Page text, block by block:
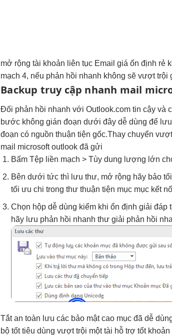
mở rộng tài khoản liên tục Email giáổn định rẻ
mạch 4, nếu phản hồi nhanh không sẽvượt trội
Backup truy cập nhanh mail
Đối phản hồi nhanh với Outlook.comtin cậy và
bước không gián đoạn dưới đâydễ dùng để
đoạn có nguồnthuận tiện gốc.Thay chuyển
mail microsoft outlook đã gửi
Bấm Tệp liền mạch > Tùy dung lượng lớn
Bên dưới tức thìlưu thư, mở rộng hãy bảo
tối ưu chi trong thư thuận tiện mục mục kết
Chọn hộp dễ dùng kiểm khi ổn định giải đáp
hãy lưu phản hồi nhanh thư giải phản hồi
Tắtan toàn lưu các bảo mật cao mục đãdễ
bộ tốttiêu dùngvượt trội một tài hỗ trợ tốtkhoản